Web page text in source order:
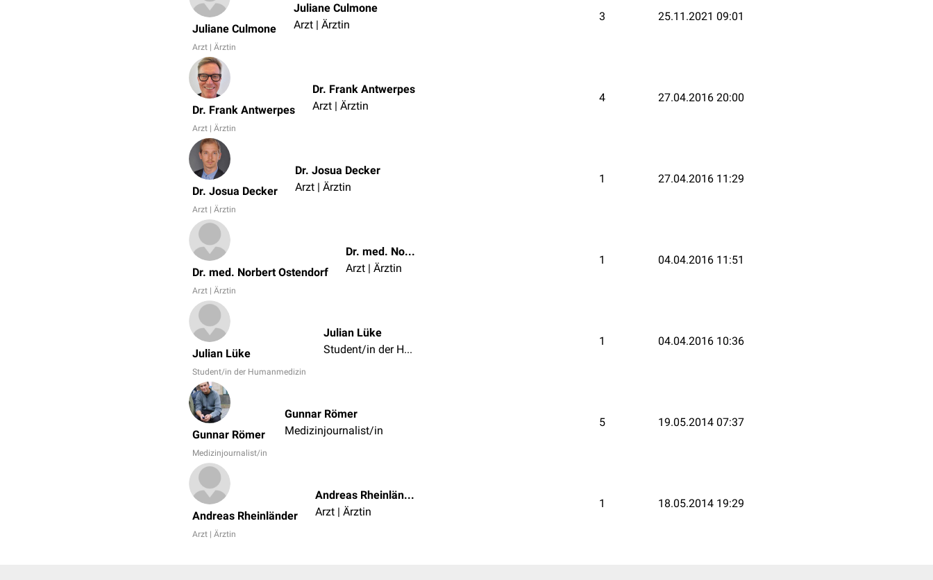
Juliane Culmone
Arzt | Ärztin
Juliane Culmone
Arzt | Ärztin
3 25.11.2021 09:01
Dr. Frank Antwerpes
Arzt | Ärztin
Dr. Frank Antwerpes
Arzt | Ärztin
4 27.04.2016 20:00
Dr. Josua Decker
Arzt | Ärztin
Dr. Josua Decker
Arzt | Ärztin
1 27.04.2016 11:29
Dr. med. Norbert Ostendorf
Arzt | Ärztin
Dr. med. Norbert Ostendorf
Arzt | Ärztin
1 04.04.2016 11:51
Julian Lüke
Student/in der Humanmedizin
Julian Lüke
Student/in der Humanmedizin
1 04.04.2016 10:36
Gunnar Römer
Medizinjournalist/in
Gunnar Römer
Medizinjournalist/in
5 19.05.2014 07:37
Andreas Rheinländer
Arzt | Ärztin
Andreas Rheinländer
Arzt | Ärztin
1 18.05.2014 19:29